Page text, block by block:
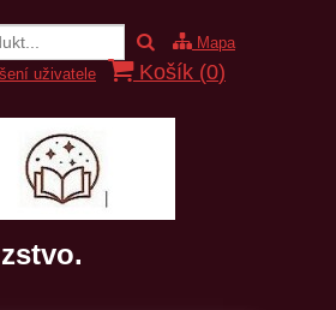
Mapa
uživatele Košík (0)